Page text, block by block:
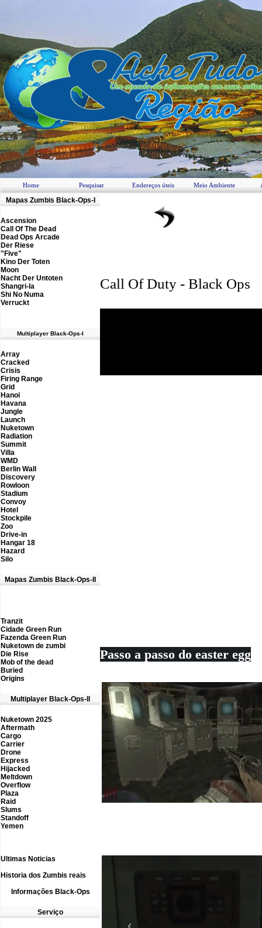
Home Pesquisar Endereços úteis Meio Ambiente
Mapas Zumbis Black-Ops-I
Ascension
Call Of The Dead
Dead Ops Arcade
Der Riese
"Five"
Kino Der Toten
Moon
Nacht Der Untoten
Shangri-la
Shi No Numa
Verruckt
Multiplayer Black-Ops-I
Array
Cracked
Crisis
Firing Range
Grid
Hanoi
Havana
Jungle
Launch
Nuketown
Radiation
Summit
Villa
WMD
Berlin Wall
Discovery
Rowloon
Stadium
Convoy
Hotel
Stockpile
Zoo
Drive-in
Hangar 18
Hazard
Silo
Mapas Zumbis Black-Ops-II
Tranzit
Cidade Green Run
Fazenda Green Run
Nuketown de zumbi
Die Rise
Mob of the dead
Buried
Origins
Multiplayer Black-Ops-II
Nuketown 2025
Aftermath
Cargo
Carrier
Drone
Express
Hijacked
Meltdown
Overflow
Plaza
Raid
Slums
Standoff
Yemen
Ultimas Noticias
Historia dos Zumbis reais
Informações B lack-Ops
Serviço
Call Of Duty - Black Ops
Passo a passo do easter egg